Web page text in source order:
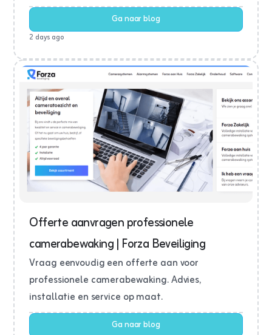
Ga naar blog
2 days ago
Offerte aanvragen professionele
camerabewaking | Forza Beveiliging
Vraag eenvoudig een offerte aan voor
professionele camerabewaking. Advies,
installatie en service op maat.
Ga naar blog